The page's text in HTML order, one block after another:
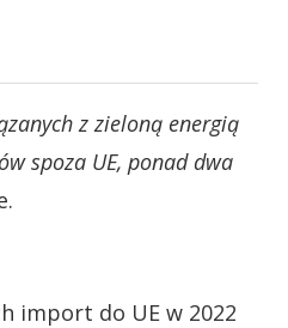
z zieloną energią
spoza UE, ponad dwa
import do UE w 2022